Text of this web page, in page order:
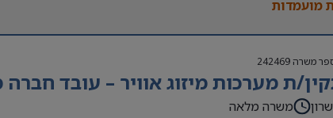
ייצור אלקטרוני – יתרון.
לעבודה במשמרות ובשעות נוספות.
מועמדות
משרה242469
ת מערכות מיזוג אוויר – עובד
משרה מלאה